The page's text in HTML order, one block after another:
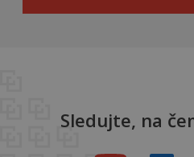
Sledujte, na